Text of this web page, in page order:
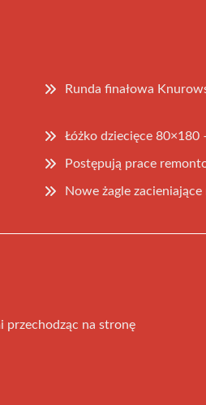
Runda finałowa
Łóżko dziecięce 80×180
Postępują prace
Nowe żagle
przechodząc na stronę